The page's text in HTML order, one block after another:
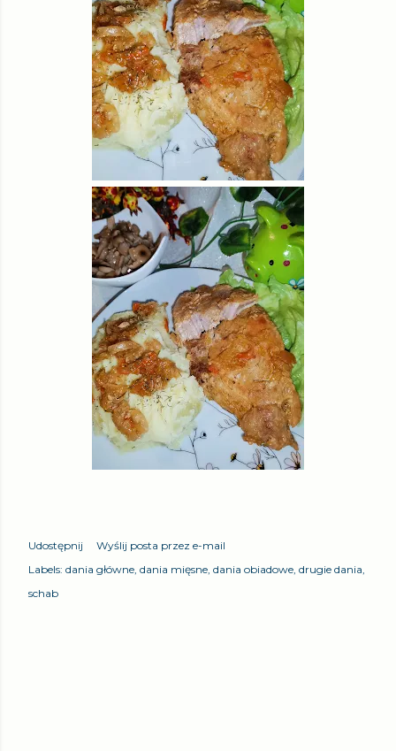
Udostępnij
Wyślij posta przez e-mail
Labels: dania główne dania mięsne dania obiadowe drugie dania
schab